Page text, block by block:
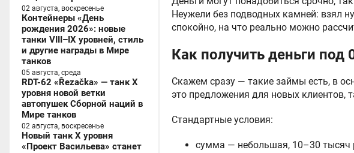
02 августа, воскресенье
Контейнеры «День
рождения 2026»: новые
танки VIII–IX уровней, стиль
и другие награды в Мире
танков
05 августа, среда
RDT-62 «Řezačka» — танк X
уровня новой ветки
автопушек Сборной наций в
Мире танков
02 августа, воскресенье
Новый танк X уровня
«Проект Васильева» станет
Неужели без подводных камней: взял
спокойно, на что реально можно
Как получить деньги под
Скажем сразу — такие займы есть, в
это предложения для новых
Стандартные условия:
сумма — небольшая, 10–30 тысяч